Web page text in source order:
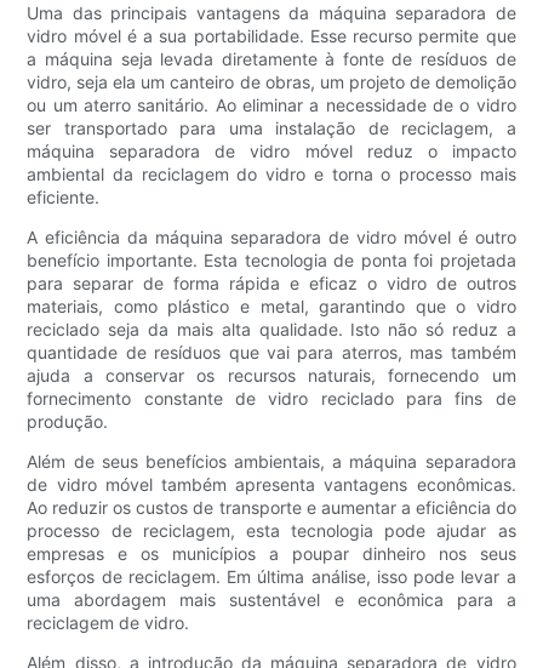
Uma das principais vantagens da máquina separadora de
vidro móvel é a sua portabilidade. Esse recurso permite que
a máquina seja levada diretamente à fonte de resíduos de
vidro, seja ela um canteiro de obras, um projeto de demolição
ou um aterro sanitário. Ao eliminar a necessidade de o vidro
ser transportado para uma instalação de reciclagem, a
máquina separadora de vidro móvel reduz o impacto
ambiental da reciclagem do vidro e torna o processo mais
eficiente.
A eficiência da máquina separadora de vidro móvel é outro
benefício importante. Esta tecnologia de ponta foi projetada
para separar de forma rápida e eficaz o vidro de outros
materiais, como plástico e metal, garantindo que o vidro
reciclado seja da mais alta qualidade. Isto não só reduz a
quantidade de resíduos que vai para aterros, mas também
ajuda a conservar os recursos naturais, fornecendo um
fornecimento constante de vidro reciclado para fins de
produção.
Além de seus benefícios ambientais, a máquina separadora
de vidro móvel também apresenta vantagens econômicas.
Ao reduzir os custos de transporte e aumentar a eficiência do
processo de reciclagem, esta tecnologia pode ajudar as
empresas e os municípios a poupar dinheiro nos seus
esforços de reciclagem. Em última análise, isso pode levar a
uma abordagem mais sustentável e econômica para a
reciclagem de vidro.
Além disso, a introdução da máquina separadora de vidro